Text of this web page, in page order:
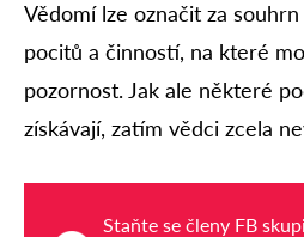
Vědomí lze označit za
pocitů a činností, na které
pozornost. Jak ale některé
získávají, zatím vědci zcela
Staňte se členy FB